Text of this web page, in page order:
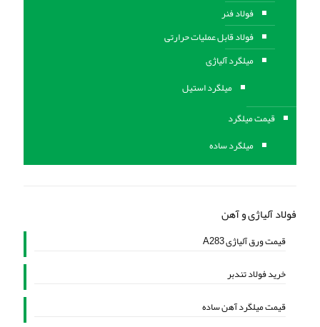
فولاد فنر
فولاد قابل عملیات حرارتی
ميلگرد آلیاژی
میلگرد استیل
قیمت میلگرد
میلگرد ساده
فولاد آلیاژی و آهن
قیمت ورق آلیاژی A283
خرید فولاد تندبر
قیمت میلگرد آهن ساده